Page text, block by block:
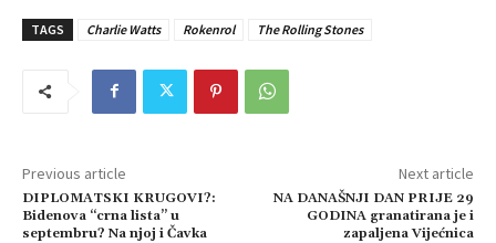
TAGS Charlie Watts Rokenrol The Rolling Stones
Previous article
DIPLOMATSKI KRUGOVI?:
Bidenova “crna lista” u
septembru? Na njoj i Čavka
Next article
NA DANAŠNJI DAN PRIJE 29
GODINA granatirana je i
zapaljena Vijećnica